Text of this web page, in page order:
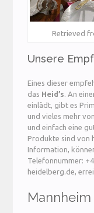
Retrieved
Unsere
Eines dieser
das Heid’s. An
einlädt, gibt es
und vieles mehr
und einfach eine
Produkte sind von
Information,
Telefonnummer:
heidelberg.de,
Mannheim